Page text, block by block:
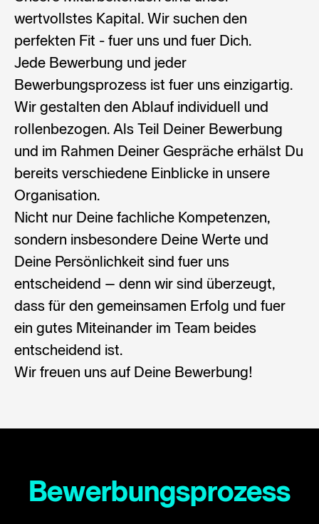
wertvollstes Kapital. Wir suchen den
perfekten Fit - fuer uns und fuer Dich.
Jede Bewerbung und jeder
Bewerbungsprozess ist fuer uns einzigartig.
Wir gestalten den Ablauf individuell und
rollenbezogen. Als Teil Deiner Bewerbung
und im Rahmen Deiner Gespräche erhälst Du
bereits verschiedene Einblicke in unsere
Organisation.
Nicht nur Deine fachliche Kompetenzen,
sondern insbesondere Deine Werte und
Deine Persönlichkeit sind fuer uns
entscheidend – denn wir sind überzeugt,
dass für den gemeinsamen Erfolg und fuer
ein gutes Miteinander im Team beides
entscheidend ist.
Wir freuen uns auf Deine Bewerbung!
Bewerbungsprozess